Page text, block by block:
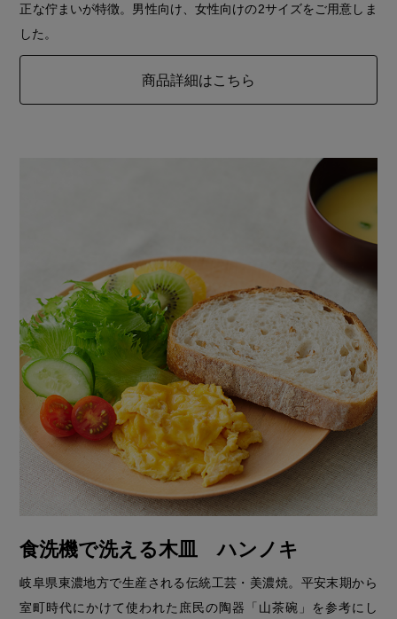
正な佇まいが特徴。男性向け、女性向けの2サイズをご用意しま
した。
商品詳細はこちら
食洗機で洗える木皿 ハンノキ
岐阜県東濃地方で生産される伝統工芸・美濃焼。平安末期から
室町時代にかけて使われた庶民の陶器「山茶碗」を参考にし